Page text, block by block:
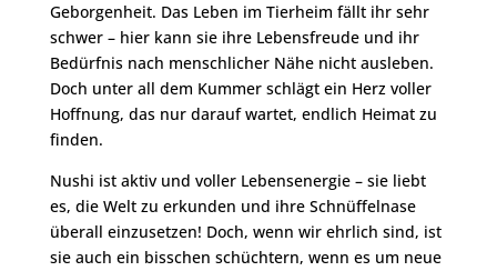
Geborgenheit. Das Leben im Tierheim fällt ihr sehr
schwer – hier kann sie ihre Lebensfreude und ihr
Bedürfnis nach menschlicher Nähe nicht ausleben.
Doch unter all dem Kummer schlägt ein Herz voller
Hoffnung, das nur darauf wartet, endlich Heimat zu
finden.
Nushi ist aktiv und voller Lebensenergie – sie liebt
es, die Welt zu erkunden und ihre Schnüffelnase
überall einzusetzen! Doch, wenn wir ehrlich sind, ist
sie auch ein bisschen schüchtern, wenn es um neue